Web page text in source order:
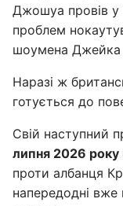
Джошуа провів у
проблем
шоумена Джейка
Наразі ж
готується до
Свій наступний
липня 2026 року
проти албанця
напередодні